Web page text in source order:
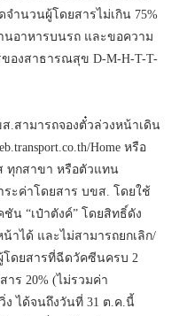
ำนวนผู้โดยสารไม่เกิน 75%
อาหารบนรถ และขอความ
องสาธารณสุข D-M-H-T-T-
.สามารถจองตั๋วล่วงหน้าเดิน
Home หรือ
ทุกสาขา หรือตัวแทน
ะค่าโดยสาร บขส. โดยใช้
น “เป๋าตังค์” โดยสิทธิ์ดัง
าได้ และไม่สามารถยกเลิก/
ดยสารที่ฉีดวัคซีนครบ 2
ร 20% (ไม่รวมค่า
ง ได้จนถึงวันที่ 31 ต.ค.นี้